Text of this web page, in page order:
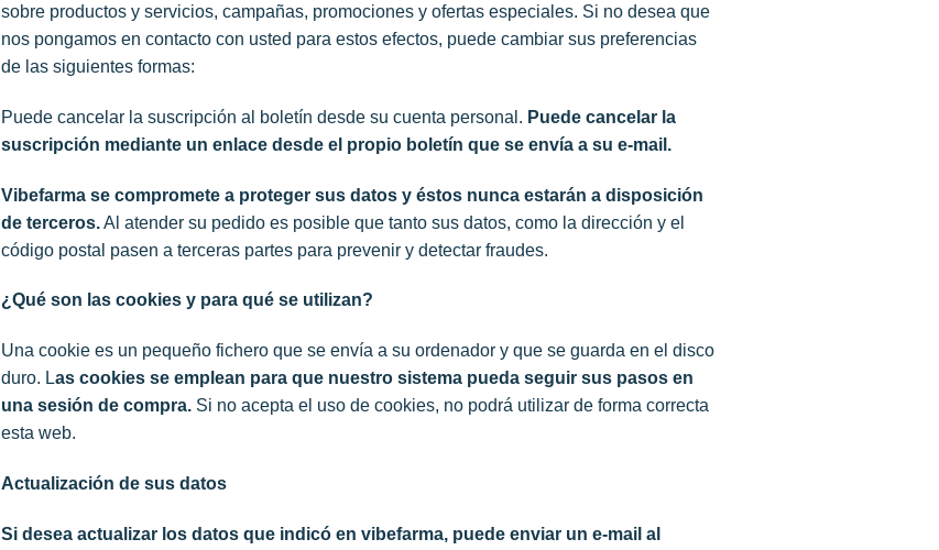
sobre productos y servicios, campañas, promociones y ofertas especiales. Si no desea que
nos pongamos en contacto con usted para estos efectos, puede cambiar sus preferencias
de las siguientes formas:
Puede cancelar la suscripción al boletín desde su cuenta personal. Puede cancelar la
suscripción mediante un enlace desde el propio boletín que se envía a su e-mail.
Vibefarma se compromete a proteger sus datos y éstos nunca estarán a disposición
de terceros.Al atender su pedido es posible que tanto sus datos, como la dirección y el
código postal pasen a terceras partes para prevenir y detectar fraudes.
¿Qué son las cookies y para qué se utilizan?
Una cookie es un pequeño fichero que se envía a su ordenador y que se guarda en el disco
duro. Las cookies se emplean para que nuestro sistema pueda seguir sus pasos en
una sesión de compra. Si no acepta el uso de cookies, no podrá utilizar de forma correcta
esta web.
Actualización de sus datos
Si desea actualizar los datos que indicó en vibefarma, puede enviar un e-mail al